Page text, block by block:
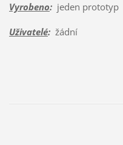
Vyrobeno:jeden prototyp
Uživatelé:žádní